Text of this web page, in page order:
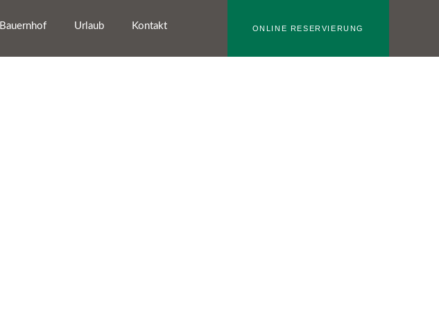
Bauernhof Urlaub Kontakt ONLINE RESERVIERUNG